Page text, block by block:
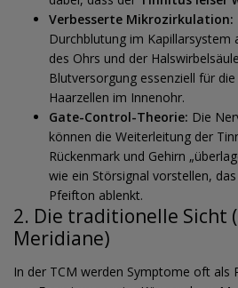
Verbesserte Mikrozirkulation:
Durchblutung im Kapillarsystem
des Ohrs und der
Blutversorgung essenziell für
Haarzellen im Innenohr.
Gate-Control-Theorie: Die
können die Weiterleitung der
Rückenmark und Gehirn
wie ein Störsignal vorstellen,
Pfeifton ablenkt.
2. Die traditionelle Sicht
Meridiane)
In der TCM werden Symptome oft als